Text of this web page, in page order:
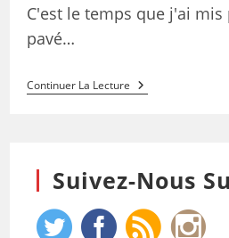
C'est le temps que j'ai
pavé…
Continuer La Lecture
Suivez-Nous